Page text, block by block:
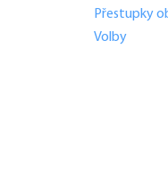
Přestupky
Volby